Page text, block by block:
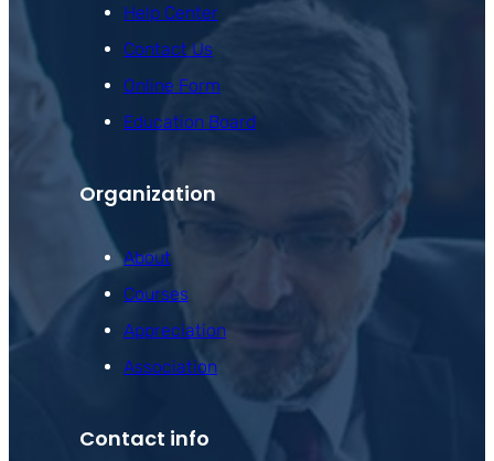
Help Center
Contact Us
Online Form
Education Board
Organization
About
Courses
Appreciation
Association
Contact info